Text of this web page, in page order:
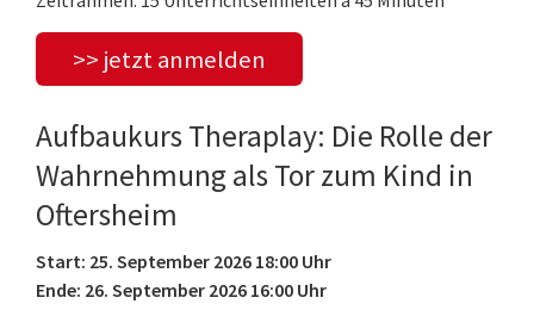
>> jetzt anmelden
Aufbaukurs Theraplay: Die Rolle der
Wahrnehmung als Tor zum Kind in
Oftersheim
Start: 25. September 2026 18:00 Uhr
Ende: 26. September 2026 16:00 Uhr